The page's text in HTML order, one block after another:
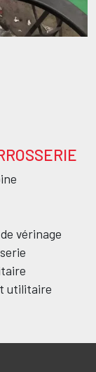
vérinage
utilitaire